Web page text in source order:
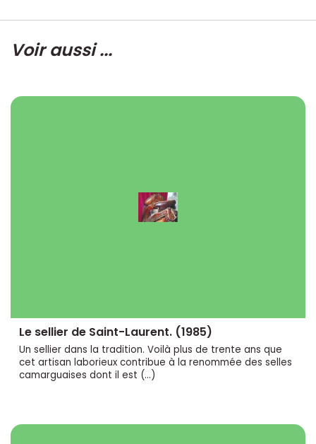
Voir aussi ...
Le sellier de Saint-Laurent. (1985)
Un sellier dans la tradition. Voilà plus de trente ans que
cet artisan laborieux contribue à la renommée des selles
camarguaises dont il est (…)